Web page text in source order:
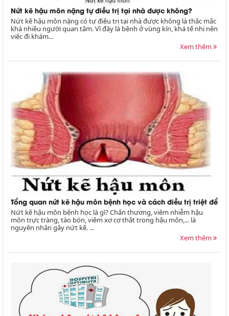
Nứt kẽ hậu môn nặng tự điều trị tại nhà được không?
Nứt kẽ hậu môn nặng có tự điều trị tại nhà được không là thắc mắc
khá nhiều người quan tâm. Vì đây là bệnh ở vùng kín, khá tế nhị nên
việc đi khám...
Xem thêm
Tổng quan nứt kẽ hậu môn bệnh học và cách điều trị triệt để
Nứt kẽ hậu môn bệnh học là gì? Chấn thương, viêm nhiễm hậu
môn trực tràng, táo bón, viêm xơ cơ thắt trong hậu môn,... là
nguyên nhân gây nứt kẽ. ...
Xem thêm